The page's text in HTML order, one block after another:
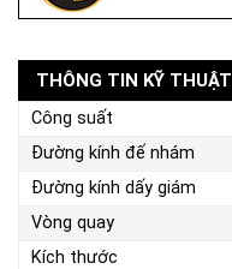
THÔNG TIN KỸ THUẬT
Công suất
Đường kính đế nhám
Đường kính dấy giám
Vòng quay
Kích thước